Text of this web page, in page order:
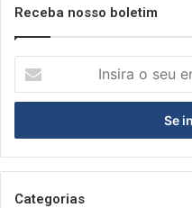
Receba nosso boletim
s
r
a
s
Categorias